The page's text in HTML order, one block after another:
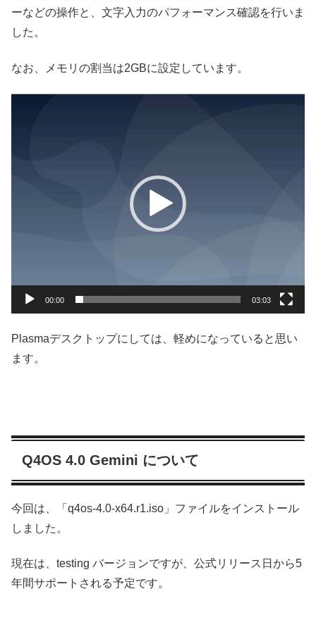
ーなどの操作と、文字入力のパフォーマンス確認を行いま
した。
なお、メモリの割当は2GBに設定しています。
00:00 03:03
Plasmaデスクトップにしては、軽めになっていると思い
ます。
Q4OS 4.0 Gemini について
今回は、「q4os-4.0-x64.r1.iso」ファイルをインストール
しました。
現在は、testing バージョンですが、公式リリース日から5
年間サポートされる予定です。